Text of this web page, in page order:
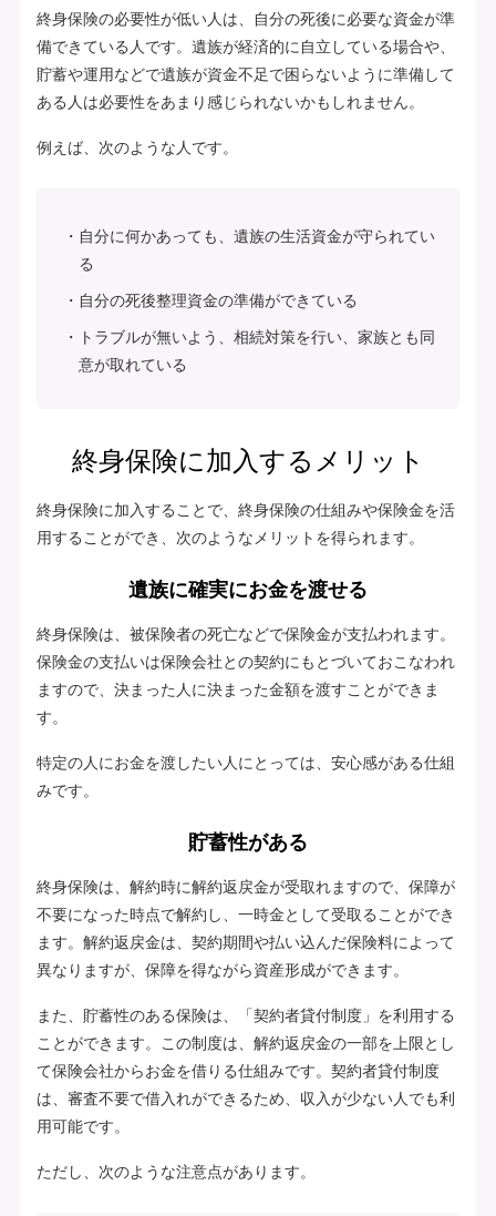
終身保険の必要性が低い人は、自分の死後に必要な資金が準
備できている人です。遺族が経済的に自立している場合や、
貯蓄や運用などで遺族が資金不足で困らないように準備して
ある人は必要性をあまり感じられないかもしれません。
例えば、次のような人です。
自分に何かあっても、遺族の生活資金が守られてい
る
自分の死後整理資金の準備ができている
トラブルが無いよう、相続対策を行い、家族とも同
意が取れている
終身保険に加入するメリット
終身保険に加入することで、終身保険の仕組みや保険金を活
用することができ、次のようなメリットを得られます。
遺族に確実にお金を渡せる
終身保険は、被保険者の死亡などで保険金が支払われます。
保険金の支払いは保険会社との契約にもとづいておこなわれ
ますので、決まった人に決まった金額を渡すことができま
す。
特定の人にお金を渡したい人にとっては、安心感がある仕組
みです。
貯蓄性がある
終身保険は、解約時に解約返戻金が受取れますので、保障が
不要になった時点で解約し、一時金として受取ることができ
ます。解約返戻金は、契約期間や払い込んだ保険料によって
異なりますが、保障を得ながら資産形成ができます。
また、貯蓄性のある保険は、「契約者貸付制度」を利用する
ことができます。この制度は、解約返戻金の一部を上限とし
て保険会社からお金を借りる仕組みです。契約者貸付制度
は、審査不要で借入れができるため、収入が少ない人でも利
用可能です。
ただし、次のような注意点があります。